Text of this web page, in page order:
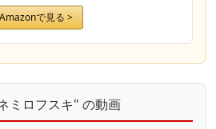
Amazonで見る >
ミロフスキ" の動画